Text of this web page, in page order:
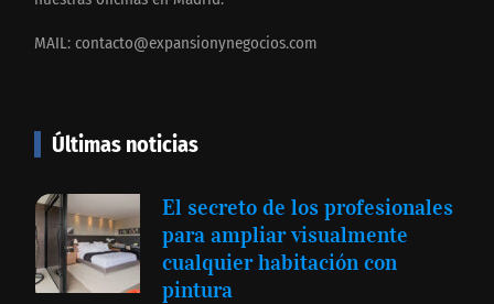
MAIL: contacto@expansionynegocios.com
Últimas noticias
El secreto de los profesionales
para ampliar visualmente
cualquier habitación con
pintura